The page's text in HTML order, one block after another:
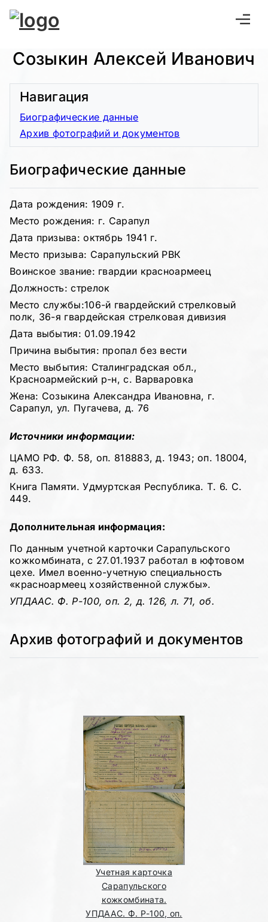
Созыкин Алексей Иванович
Биографические данные
Дата рождения: 1909 г.
Место рождения: г. Сарапул
Дата призыва: октябрь 1941 г.
Место призыва: Сарапульский РВК
Воинское звание: гвардии красноармеец
Должность: стрелок
Место службы:106-й гвардейский стрелковый
полк, 36-я гвардейская стрелковая дивизия
Дата выбытия: 01.09.1942
Причина выбытия: пропал без вести
Место выбытия: Сталинградская обл.,
Красноармейский р-н, с. Варваровка
Жена: Созыкина Александра Ивановна, г.
Сарапул, ул. Пугачева, д. 76
Источники информации:
ЦАМО РФ. Ф. 58, оп. 818883, д. 1943; оп. 18004,
д. 633.
Книга Памяти. Удмуртская Республика. Т. 6. С.
449.
Дополнительная информация:
По данным учетной карточки Сарапульского
кожкомбината, с 27.01.1937 работал в юфтовом
цехе. Имел военно-учетную специальность
«красноармеец хозяйственной службы».
УПДААС. Ф. Р-100, оп. 2, д. 126, л. 71, об.
Навигация
Биографические данные
Архив фотографий и документов
Архив фотографий и документов
Учетная карточка
Сарапульского
кожкомбината.
УПДААС. Ф. Р-100, оп.